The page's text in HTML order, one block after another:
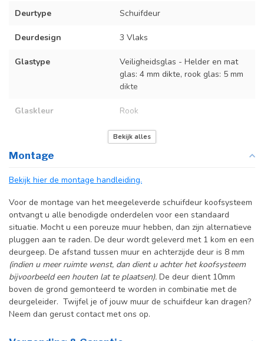
Deurtype Schuifdeur
Deurdesign 3 Vlaks
Glastype
Veiligheidsglas - Helder en mat
glas: 4 mm dikte, rook glas: 5 mm
dikte
Glaskleur Rook
Op maat gemaakt
Incl. deurgreep
Incl. systeem
Bekijk alles
Montage
Bekijk hier de montage handleiding.
Voor de montage van het meegeleverde schuifdeur koofsysteem
ontvangt u alle benodigde onderdelen voor een standaard
situatie. Mocht u een poreuze muur hebben, dan zijn alternatieve
pluggen aan te raden. De deur wordt geleverd met 1 kom en een
deurgeep. De afstand tussen muur en achterzijde deur is 8 mm
(indien u meer ruimte wenst, dan dient u achter het koofsysteem
bijvoorbeeld een houten lat te plaatsen). De deur dient 10mm
boven de grond gemonteerd te worden in combinatie met de
deurgeleider. Twijfel je of jouw muur de schuifdeur kan dragen?
Neem dan gerust contact met ons op.